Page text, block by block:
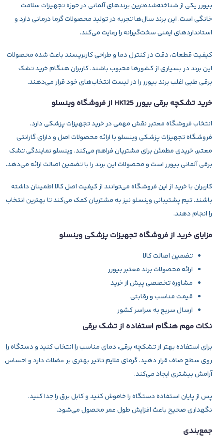
بیورر یکی از شناخته‌شده‌ترین برندهای آلمانی در حوزه تجهیزات سلامت
خانگی است. این برند سال‌ها تجربه در تولید محصولات گرما درمانی دارد و
استانداردهای ایمنی سخت‌گیرانه را رعایت می‌کند.
کیفیت قطعات، دقت در کنترل دما و طراحی کاربرپسند باعث شده محصولات
این برند در بسیاری از کشورها محبوب باشند. کاربران هنگام خرید تشک
برقی طبی اغلب برند بیورر را در لیست انتخاب‌های خود قرار می‌دهند.
خرید تشکچه برقی بیورر HK125 از فروشگاه وینسلو
انتخاب فروشگاه معتبر نقش مهمی در خرید تجهیزات پزشکی دارد.
فروشگاه تجهیزات پزشکی وینسلو با ارائه محصولات اصل و دارای گارانتی
معتبر، خریدی مطمئن برای مشتریان فراهم می‌کند. وینسلو نمایندگی تشک
برقی آلمانی بیورر است و محصولات این برند را با تضمین اصالت ارائه می‌دهد.
کاربران با خرید از این فروشگاه می‌توانند از کیفیت اصل کالا اطمینان داشته
باشند. تیم پشتیبانی وینسلو نیز به مشتریان کمک می‌کند تا بهترین انتخاب
را انجام دهند.
مزایای خرید از فروشگاه تجهیزات پزشکی وینسلو
تضمین اصالت کالا
ارائه محصولات برند معتبر بیورر
مشاوره تخصصی پیش از خرید
قیمت مناسب و رقابتی
ارسال سریع به سراسر کشور
نکات مهم هنگام استفاده از تشک برقی
برای استفاده بهتر از تشکچه برقی، دمای مناسب را انتخاب کنید و دستگاه را
روی سطح صاف قرار دهید. گرمای ملایم تاثیر بهتری بر عضلات دارد و احساس
آرامش بیشتری ایجاد می‌کند.
پس از پایان استفاده دستگاه را خاموش کنید و کابل برق را جدا کنید.
نگهداری صحیح باعث افزایش طول عمر محصول می‌شود.
جمع‌بندی